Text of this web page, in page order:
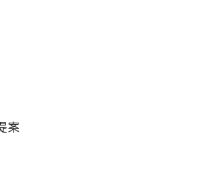
案